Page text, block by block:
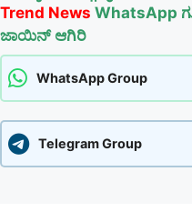
Trend News WhatsApp
ಜಾಯಿನ್ ಆಗಿರಿ
WhatsApp Group
Telegram Group